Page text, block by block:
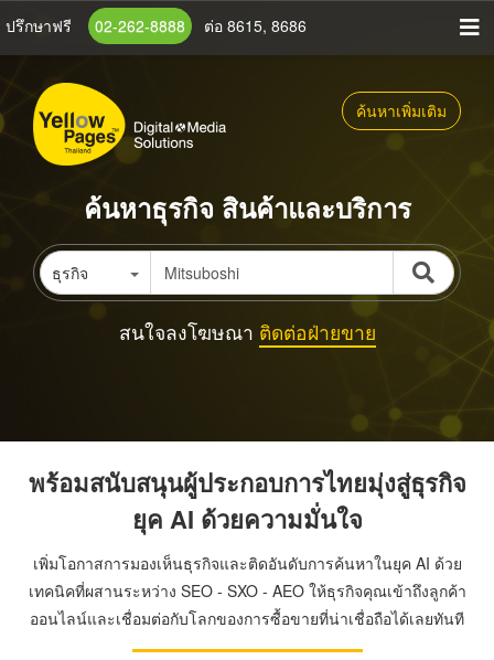
ข้าม
เนื้อหา
หลัก
ปรึกษาฟรี 02-262-8888 ต่อ 8615, 8686
ค้นหาเพิ่มเติม
ค้นหาธุรกิจ สินค้าและบริการ
ธุรกิจ
สนใจลงโฆษณา ติดต่อฝ่ายขาย
พร้อมสนับสนุนผู้ประกอบการไทยมุ่งสู่ธุรกิจ
ยุค AI ด้วยความมั่นใจ
เพิ่มโอกาสการมองเห็นธุรกิจและติดอันดับการค้นหาในยุค AI ด้วย
เทคนิคที่ผสานระหว่าง SEO - SXO - AEO ให้ธุรกิจคุณเข้าถึงลูกค้า
ออนไลน์และเชื่อมต่อกับโลกของการซื้อขายที่น่าเชื่อถือได้เลยทันที